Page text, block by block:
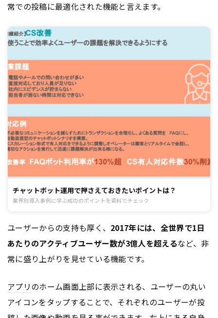
常での投稿に最適化された機能と言えます。
チャットボット運用で押さえておきたいポイントは？
業界別導入事例に学ぶ成功のポイントを資料でチェック
ユーザーからの支持も厚く、 2017年には、全世界で1日
あたりのアクティブユーザー数が3億人を超えるなど、非
常に盛り上がりを見せている機能です。
アプリのホーム画面上部に表示される、ユーザーの丸い
アイコンをタップすることで、それぞれのユーザーが投